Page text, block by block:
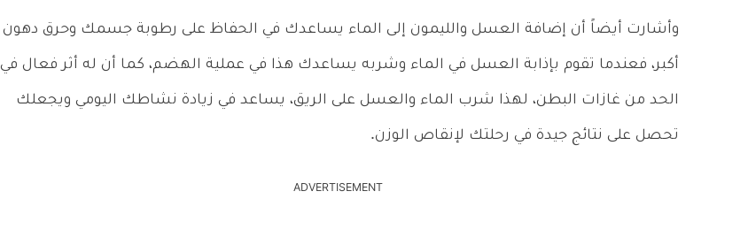
وأشارت أيضاً أن إضافة العسل والليمون إلى الماء يساعدك في الحفاظ على رطوبة جسمك وحرق دهون
أكبر، فعندما تقوم بإذابة العسل في الماء وشربه يساعدك هذا في عملية الهضم، كما أن له أثر فعال في
الحد من غازات البطن، لهذا شرب الماء والعسل على الريق، يساعد في زيادة نشاطك اليومي ويجعلك
تحصل على نتائج جيدة في رحلتك لإنقاص الوزن.
ADVERTISEMENT